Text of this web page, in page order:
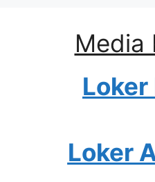
Media
Loker
Loker